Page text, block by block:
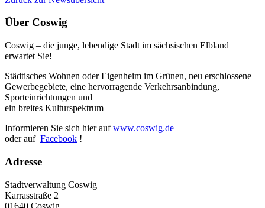
Über Coswig
Coswig – die junge, lebendige Stadt im sächsischen Elbland
erwartet Sie!
Städtisches Wohnen oder Eigenheim im Grünen, neu erschlossene
Gewerbegebiete, eine hervorragende Verkehrsanbindung,
Sporteinrichtungen und
ein breites Kulturspektrum –
Informieren Sie sich hier aufwww.coswig.de
oder auf Facebook !
Adresse
Stadtverwaltung Coswig
Karrasstraße 2
01640 Coswig